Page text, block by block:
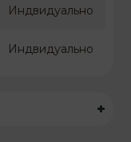
Индвидуально
Индвидуально
+